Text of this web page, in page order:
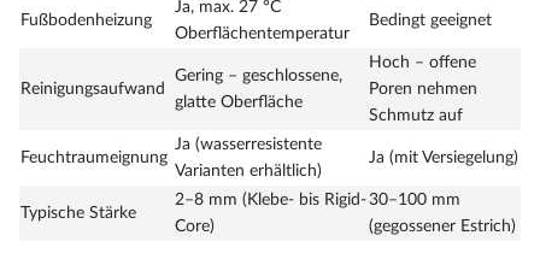
Fußbodenheizung
Ja, max. 27 °C
Oberflächentemperatur
Bedingt geeignet
Reinigungsaufwand
Gering – geschlossene,
glatte Oberfläche
Hoch – offene
Poren nehmen
Schmutz auf
Feuchtraumeignung
Ja (wasserresistente
Varianten erhältlich)
Ja (mit Versiegelung)
Typische Stärke
2–8 mm (Klebe- bis Rigid-
Core)
30–100 mm
(gegossener Estrich)